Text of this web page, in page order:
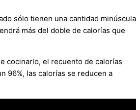
sólo tienen una cantidad minúscula
más del doble de calorías que
cocinarlo, el recuento de calorías
96%, las calorías se reducen a